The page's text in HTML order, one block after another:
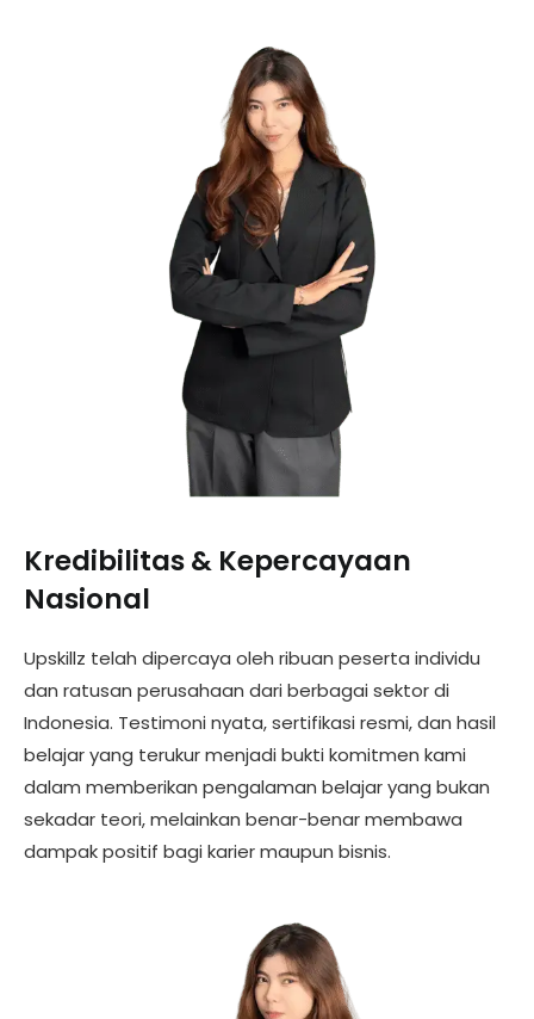
Kredibilitas & Kepercayaan
Nasional
Upskillz telah dipercaya oleh ribuan peserta individu
dan ratusan perusahaan dari berbagai sektor di
Indonesia. Testimoni nyata, sertifikasi resmi, dan hasil
belajar yang terukur menjadi bukti komitmen kami
dalam memberikan pengalaman belajar yang bukan
sekadar teori, melainkan benar-benar membawa
dampak positif bagi karier maupun bisnis.